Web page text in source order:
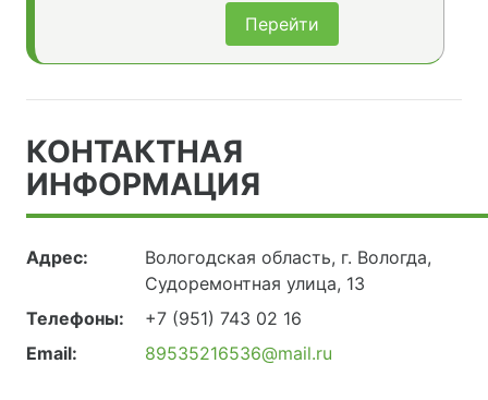
Перейти
КОНТАКТНАЯ
ИНФОРМАЦИЯ
Адрес:
Вологодская область, г. Вологда,
Судоремонтная улица, 13
Телефоны:
+7 (951) 743 02 16
Email:
89535216536@mail.ru